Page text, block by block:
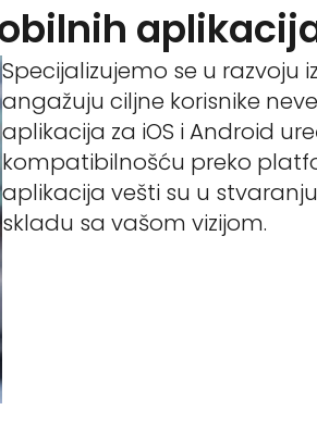
Specijalizujemo se u razvoju
angažuju ciljne korisnike
aplikacija za iOS i Android
kompatibilnošću preko
aplikacija vešti su u
skladu sa vašom vizijom.